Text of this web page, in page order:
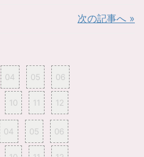
次の記事へ »
04 05 06
10 11 12
04 05 06